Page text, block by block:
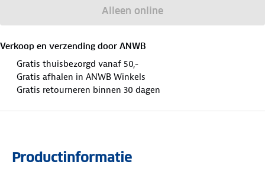
Alleen online
Verkoop en verzending door ANWB
Gratis thuisbezorgd vanaf 50,-
Gratis afhalen in ANWB Winkels
Gratis retourneren binnen 30 dagen
Productinformatie